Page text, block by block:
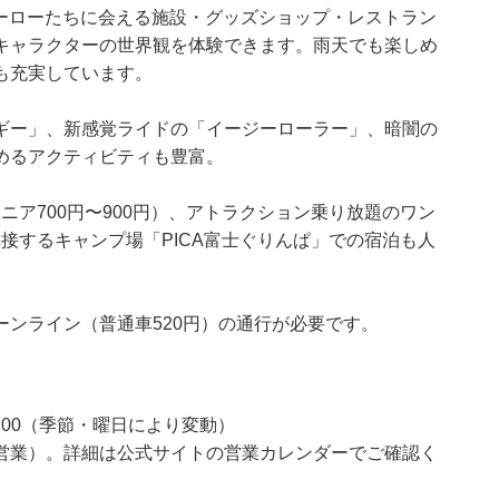
ーたちに会える施設・グッズショップ・レストラン
ラクターの世界観を体験できます。雨天でも楽しめ
実しています。
」、新感覚ライドの「イージーローラー」、暗闇の
アクティビティも豊富。
ア700円〜900円）、アトラクション乗り放題のワン
するキャンプ場「PICA富士ぐりんぱ」での宿泊も人
ライン（普通車520円）の通行が必要です。
（季節・曜日により変動）
）。詳細は公式サイトの営業カレンダーでご確認く